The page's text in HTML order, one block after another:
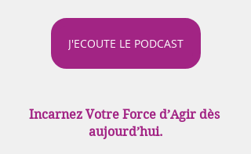
J'ECOUTE LE PODCAST
Incarnez Votre Force d’Agir dès
aujourd’hui.